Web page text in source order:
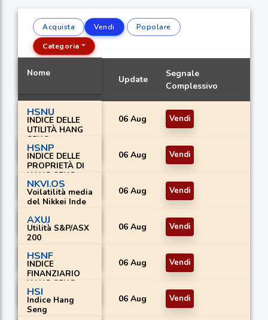
Acquista Vendi
Popolare
Categoria
Nome
Update
Segnale
Complessivo
HSNU
INDICE DELLE
UTILITÀ HANG
SENG
06 Aug Vendi
HSNP
INDICE DELLE
PROPRIETÀ DI
HANG SENG
06 Aug Vendi
NKVI.OS
Voilatilità media
del Nikkei Inde
06 Aug Vendi
AXUJ
Utilità S&P/ASX
200
06 Aug Vendi
HSNF
INDICE
FINANZIARIO
HANG SENG
06 Aug Vendi
HSI
Indice Hang
Seng
06 Aug Vendi